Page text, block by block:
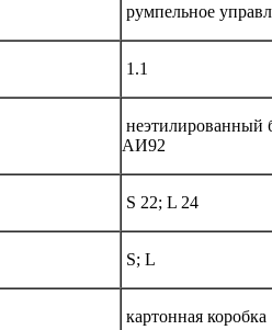
румпельное
1.1
неэтилированный
АИ92
S 22; L 24
S; L
картонная коробка